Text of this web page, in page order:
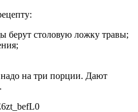
берут столовую ложку травы;
на три порции. Дают